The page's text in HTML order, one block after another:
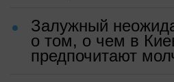
Залужный
о том, о чем в
предпочитают